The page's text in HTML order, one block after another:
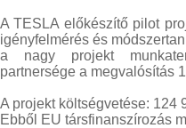
A TESLA előkészítő pilot
igényfelmérés és
a nagy projekt
partnersége a megvalósítás
A projekt költségvetése: 124
Ebből EU társfinanszírozás